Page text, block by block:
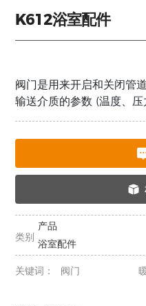
K612浴室配件
阀门是用来开启和关闭管
输送介质的参数 (温度、压
类别
产品
浴室配件
关键词： 阀门